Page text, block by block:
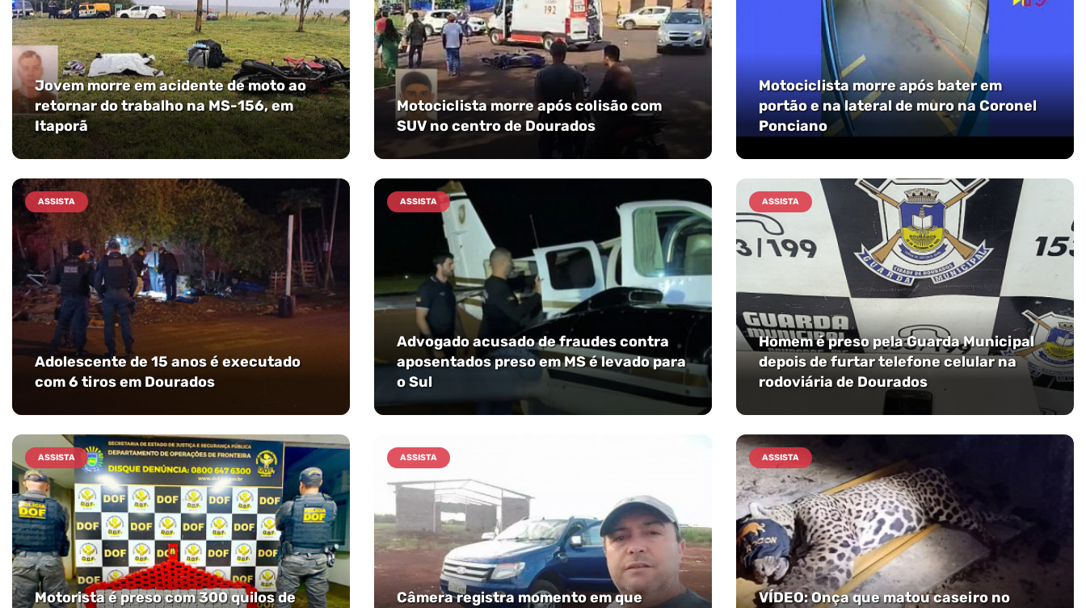
Jovem morre em acidente de moto ao
retornar do trabalho na MS-156, em
Itaporã
Motociclista morre após colisão com
SUV no centro de Dourados
Motociclista morre após bater em
portão e na lateral de muro na Coronel
Ponciano
ASSISTA
Adolescente de 15 anos é executado
com 6 tiros em Dourados
ASSISTA
Advogado acusado de fraudes contra
aposentados preso em MS é levado para
o Sul
ASSISTA
Homem é preso pela Guarda Municipal
depois de furtar telefone celular na
rodoviária de Dourados
ASSISTA
Motorista é preso com 300 quilos de
ASSISTA
Câmera registra momento em que
ASSISTA
VÍDEO: Onça que matou caseiro no